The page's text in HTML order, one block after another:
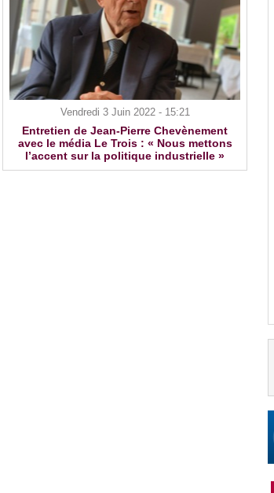
Vendredi 3 Juin 2022 - 15:21
Entretien de Jean-Pierre Chevènement
avec le média Le Trois : « Nous mettons
l’accent sur la politique industrielle »